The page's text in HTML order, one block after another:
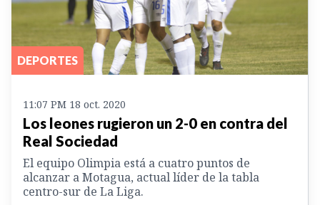
DEPORTES
11:07 PM 18 oct. 2020
Los leones rugieron un 2-0 en contra del
Real Sociedad
El equipo Olimpia está a cuatro puntos de
alcanzar a Motagua, actual líder de la tabla
centro-sur de La Liga.